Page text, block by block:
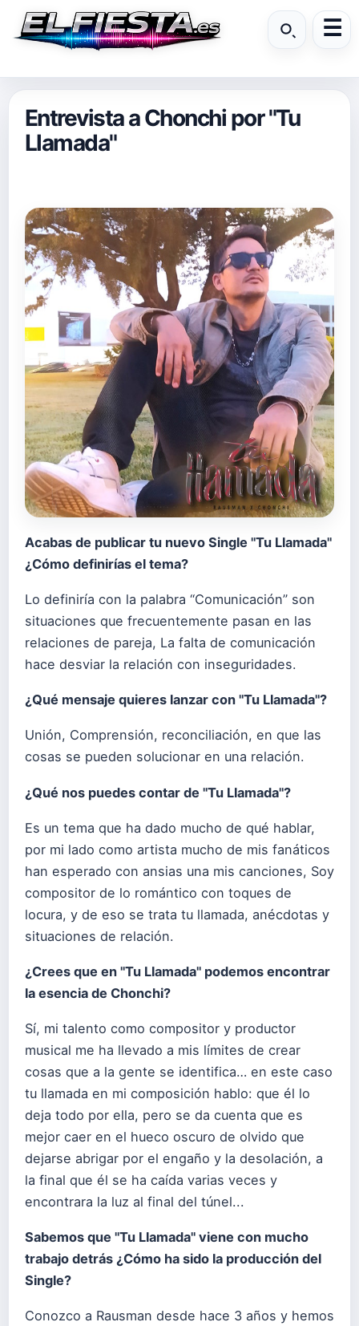
Entrevista a Chonchi por "Tu
Llamada"
Acabas de publicar tu nuevo Single "Tu Llamada"
¿Cómo definirías el tema?
Lo definiría con la palabra “Comunicación” son
situaciones que frecuentemente pasan en las
relaciones de pareja, La falta de comunicación
hace desviar la relación con inseguridades.
¿Qué mensaje quieres lanzar con "Tu Llamada"?
Unión, Comprensión, reconciliación, en que las
cosas se pueden solucionar en una relación.
¿Qué nos puedes contar de "Tu Llamada"?
Es un tema que ha dado mucho de qué hablar,
por mi lado como artista mucho de mis fanáticos
han esperado con ansias una mis canciones, Soy
compositor de lo romántico con toques de
locura, y de eso se trata tu llamada, anécdotas y
situaciones de relación.
¿Crees que en "Tu Llamada" podemos encontrar
la esencia de Chonchi?
Sí, mi talento como compositor y productor
musical me ha llevado a mis límites de crear
cosas que a la gente se identifica… en este caso
tu llamada en mi composición hablo: que él lo
deja todo por ella, pero se da cuenta que es
mejor caer en el hueco oscuro de olvido que
dejarse abrigar por el engaño y la desolación, a
la final que él se ha caída varias veces y
encontrara la luz al final del túnel...
Sabemos que "Tu Llamada" viene con mucho
trabajo detrás ¿Cómo ha sido la producción del
Single?
Conozco a Rausman desde hace 3 años y hemos